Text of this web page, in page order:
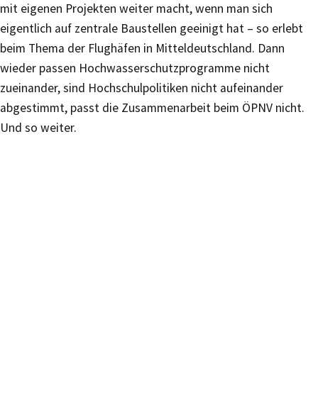
mit eigenen Projekten weiter macht, wenn man sich
eigentlich auf zentrale Baustellen geeinigt hat – so erlebt
beim Thema der Flughäfen in Mitteldeutschland. Dann
wieder passen Hochwasserschutzprogramme nicht
zueinander, sind Hochschulpolitiken nicht aufeinander
abgestimmt, passt die Zusammenarbeit beim ÖPNV nicht.
Und so weiter.